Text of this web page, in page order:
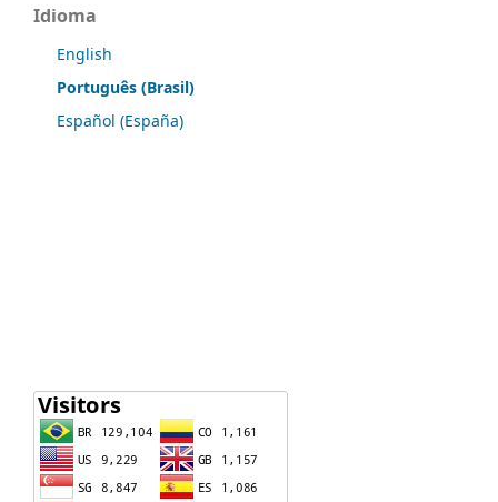
Idioma
English
Português (Brasil)
Español (España)